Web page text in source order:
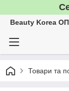
Beauty Korea
Товари та